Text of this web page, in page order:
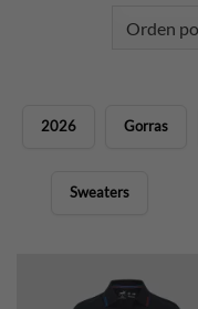
2026 Gorras
Sweaters